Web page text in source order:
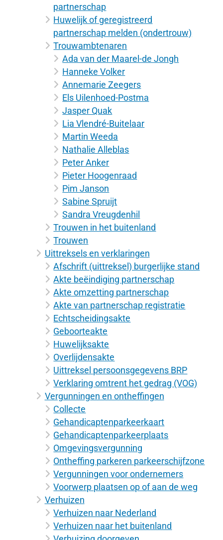
partnerschap
Huwelijk of geregistreerd
partnerschap melden (ondertrouw)
Trouwambtenaren
Ada van der Maarel-de Jongh
Hanneke Volker
Annemarie Zeegers
Els Uilenhoed-Postma
Jasper Quak
Lia Vlendré-Buitelaar
Martin Weeda
Nathalie Alleblas
Peter Anker
Pieter Hoogenraad
Pim Janson
Sabine Spruijt
Sandra Vreugdenhil
Trouwen in het buitenland
Trouwen
Uittreksels en verklaringen
Afschrift (uittreksel) burgerlijke stand
Akte beëindiging partnerschap
Akte omzetting partnerschap
Akte van partnerschap registratie
Echtscheidingsakte
Geboorteakte
Huwelijksakte
Overlijdensakte
Uittreksel persoonsgegevens BRP
Verklaring omtrent het gedrag (VOG)
Vergunningen en ontheffingen
Collecte
Gehandicaptenparkeerkaart
Gehandicaptenparkeerplaats
Omgevingsvergunning
Ontheffing parkeren parkeerschijfzone
Vergunningen voor ondernemers
Voorwerp plaatsen op of aan de weg
Verhuizen
Verhuizen naar Nederland
Verhuizen naar het buitenland